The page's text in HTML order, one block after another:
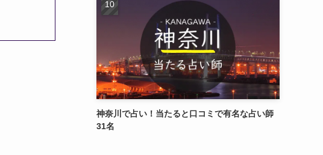
神奈川で占い！当たると口コミで有名な占い師
31名